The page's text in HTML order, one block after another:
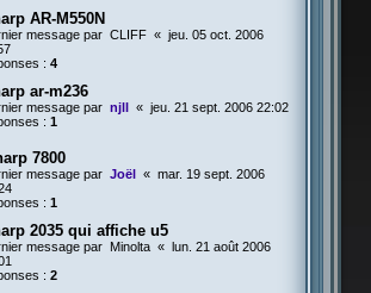
AR-M550N
message par CLIFF « jeu. 05 oct. 2006
: 4
ar-m236
message par njll « jeu. 21 sept. 2006 22:02
: 1
7800
message par Joël « mar. 19 sept. 2006
: 1
2035 qui affiche u5
message par Minolta «
lun. 21 août 2006
: 2